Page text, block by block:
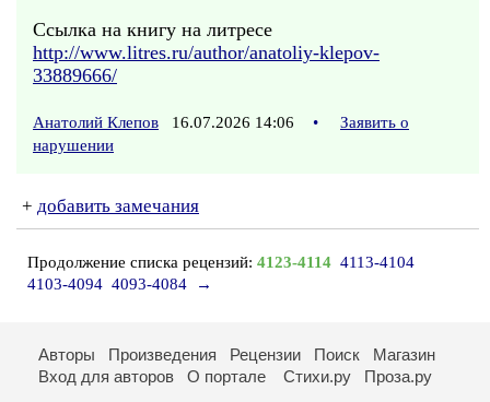
Ссылка на книгу на литресе
http://www.litres.ru/author/anatoliy-klepov-
33889666/
Анатолий Клепов 16.07.2026 14:06 •
Заявить о
нарушении
+ добавить замечания
Продолжение списка рецензий: 4123-4114 4113-4104
4103-4094 4093-4084 →
Авторы Произведения Рецензии Поиск
Магазин
Вход для авторов
О портале Стихи.ру Проза.ру